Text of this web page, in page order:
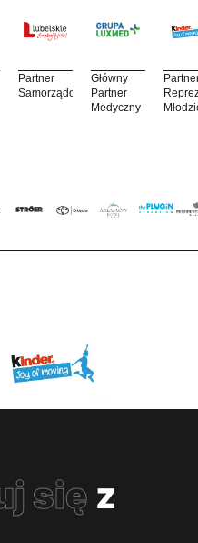
Partner
Samorządowy
Główny
Partner
Medyczny
się z